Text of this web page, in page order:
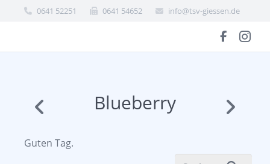
0641 52251 0641 54652 info@tsv-giessen.de
Blueberry
Guten Tag.